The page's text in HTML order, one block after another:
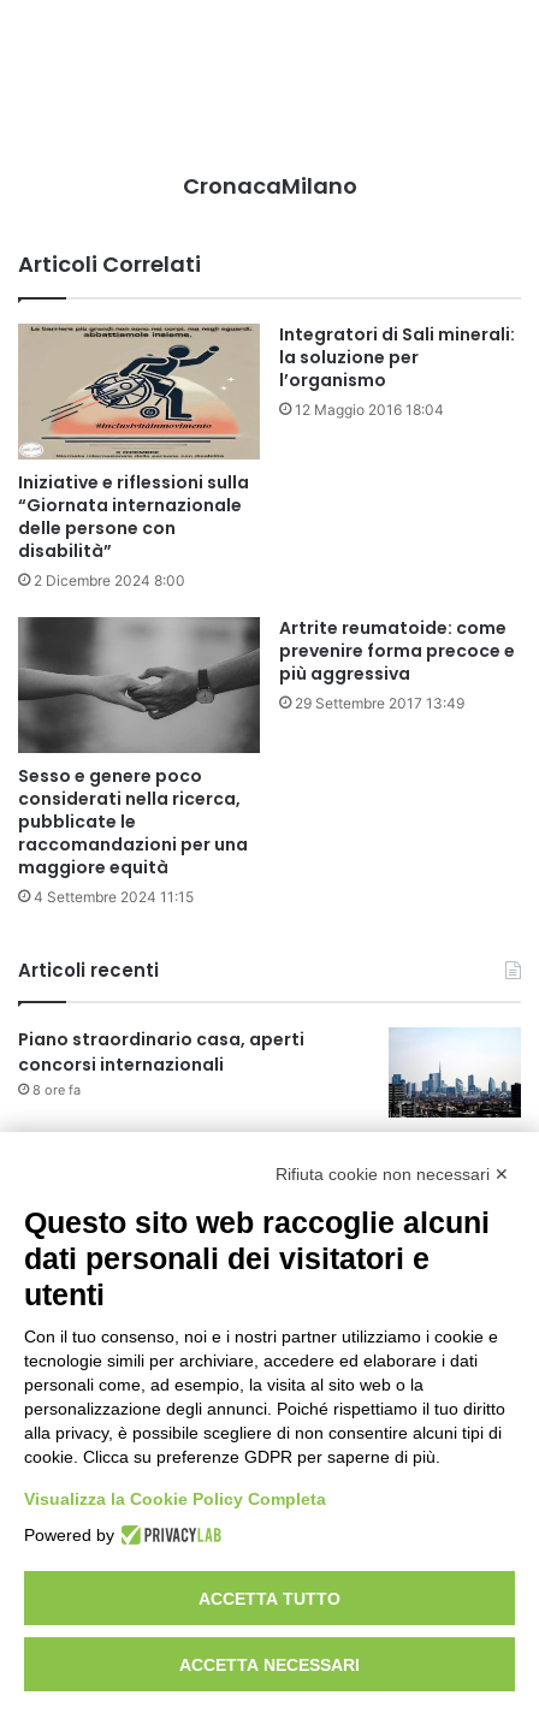
CronacaMilano
Articoli Correlati
Iniziative e riflessioni sulla
“Giornata internazionale
delle persone con
disabilità”
2 Dicembre 2024 8:00
Integratori di Sali minerali:
la soluzione per
l’organismo
12 Maggio 2016 18:04
Sesso e genere poco
considerati nella ricerca,
pubblicate le
raccomandazioni per una
maggiore equità
4 Settembre 2024 11:15
Artrite reumatoide: come
prevenire forma precoce e
più aggressiva
29 Settembre 2017 13:49
Articoli recenti
Piano straordinario casa, aperti
concorsi internazionali
8 ore fa
Un nuovo modello di IA stima il volume
dei ghiacciai del pianeta
10 ore fa
Manutenzione strade, nel biennio
2026-27 investiti 56 milioni
1 giorno fa
Il codice segreto dei neuroni: la
memoria della nascita che costruisce il
1 giorno fa
Visibileweb - IT03270560802 - info@cronacamilano.it
Privacy Policy
Rifiuta cookie non necessari ✕
Questo sito web raccoglie alcuni
dati personali dei visitatori e
utenti
Con il tuo consenso, noi e i nostri partner utilizziamo i cookie e
tecnologie simili per archiviare, accedere ed elaborare i dati
personali come, ad esempio, la visita al sito web o la
personalizzazione degli annunci. Poiché rispettiamo il tuo diritto
alla privacy, è possibile scegliere di non consentire alcuni tipi di
cookie. Clicca su preferenze GDPR per saperne di più.
Visualizza la Cookie Policy Completa
Powered by
ACCETTA TUTTO
ACCETTA NECESSARI